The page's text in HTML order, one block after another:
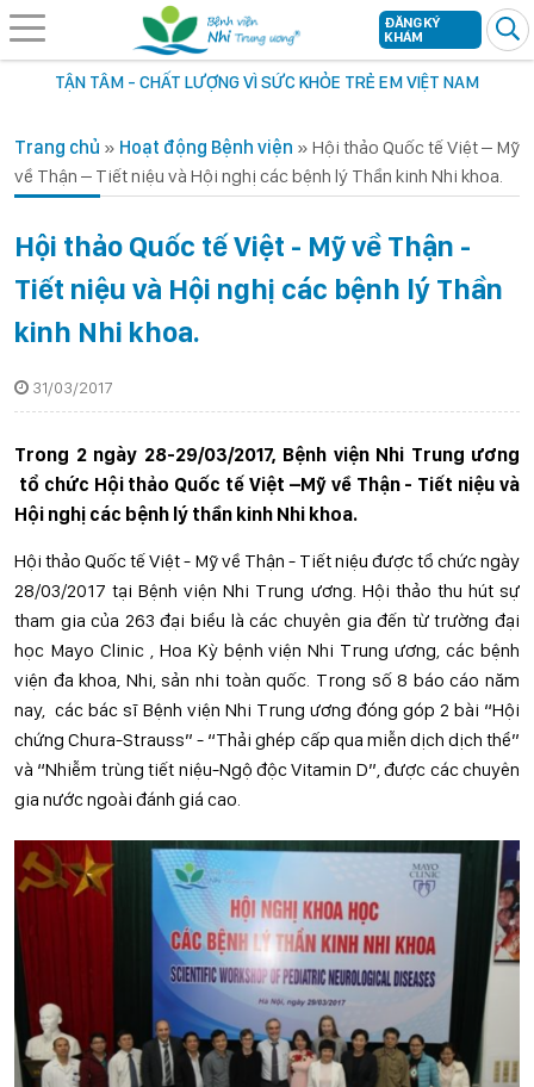
TẬN TÂM - CHẤT LƯỢNG VÌ SỨC KHỎE TRẺ EM VIỆT NAM
ĐĂNG KÝ
KHÁM
Trang chủ » Hoạt động Bệnh viện » Hội thảo Quốc tế Việt – Mỹ
về Thận – Tiết niệu và Hội nghị các bệnh lý Thần kinh Nhi khoa.
Hội thảo Quốc tế Việt - Mỹ về Thận -
Tiết niệu và Hội nghị các bệnh lý Thần
kinh Nhi khoa.
31/03/2017
Trong 2 ngày 28-29/03/2017, Bệnh viện Nhi Trung ương
tổ chức Hội thảo Quốc tế Việt –Mỹ về Thận - Tiết niệu và
Hội nghị các bệnh lý thần kinh Nhi khoa.
Hội thảo Quốc tế Việt - Mỹ về Thận - Tiết niệu được tổ chức ngày
28/03/2017 tại Bệnh viện Nhi Trung ương. Hội thảo thu hút sự
tham gia của 263 đại biểu là các chuyên gia đến từ trường đại
học Mayo Clinic , Hoa Kỳ bệnh viện Nhi Trung ương, các bệnh
viện đa khoa, Nhi, sản nhi toàn quốc. Trong số 8 báo cáo năm
nay, các bác sĩ Bệnh viện Nhi Trung ương đóng góp 2 bài “Hội
chứng Chura-Strauss” - “Thải ghép cấp qua miễn dịch dịch thể”
và “Nhiễm trùng tiết niệu-Ngộ độc Vitamin D”, được các chuyên
gia nước ngoài đánh giá cao.